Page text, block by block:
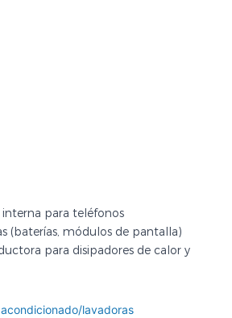
para teléfonos
(baterías, módulos de pantalla)
para disipadores de calor y